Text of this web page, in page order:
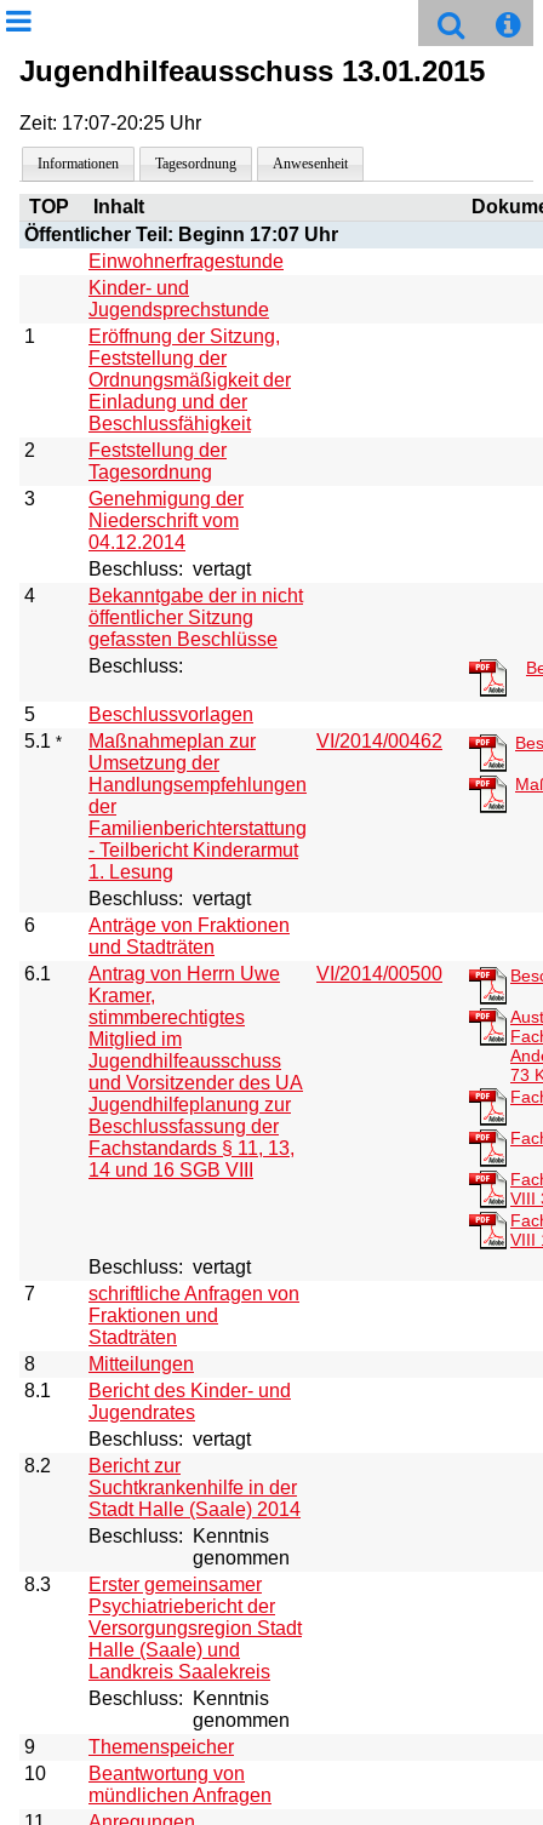
Jugendhilfeausschuss 13.01.2015
Zeit: 17:07-20:25 Uhr
Informationen Tagesordnung Anwesenheit
TOP Inhalt
Öffentlicher Teil: Beginn 17:07 Uhr
Einwohnerfragestunde
Kinder- und
Jugendsprechstunde
1
Eröffnung der Sitzung,
Feststellung der
Ordnungsmäßigkeit der
Einladung und der
Beschlussfähigkeit
2
Feststellung der
Tagesordnung
3
Genehmigung der
Niederschrift vom
04.12.2014
Beschluss: vertagt
4
Bekanntgabe der in nicht
öffentlicher Sitzung
gefassten Beschlüsse
Beschluss:
5
Beschlussvorlagen
5.1 *
Maßnahmeplan zur
Umsetzung der
Handlungsempfehlungen
der
Familienberichterstattung
- Teilbericht Kinderarmut
1. Lesung
VI/2014/00462
Beschluss: vertagt
6
Anträge von Fraktionen
und Stadträten
6.1
Antrag von Herrn Uwe
Kramer,
stimmberechtigtes
Mitglied im
Jugendhilfeausschuss
und Vorsitzender des UA
Jugendhilfeplanung zur
Beschlussfassung der
Fachstandards § 11, 13,
14 und 16 SGB VIII
VI/2014/00500
73
VIII
VIII
Beschluss: vertagt
7
schriftliche Anfragen von
Fraktionen und
Stadträten
8
Mitteilungen
8.1
Bericht des Kinder- und
Jugendrates
Beschluss: vertagt
8.2
Bericht zur
Suchtkrankenhilfe in der
Stadt Halle (Saale) 2014
Beschluss:
Kenntnis
genommen
8.3
Erster gemeinsamer
Psychiatriebericht der
Versorgungsregion Stadt
Halle (Saale) und
Landkreis Saalekreis
Beschluss:
Kenntnis
genommen
9
Themenspeicher
10
Beantwortung von
mündlichen Anfragen